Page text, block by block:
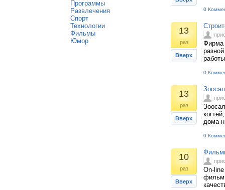
Программы
Развлечения
Спорт
Технологии
Фильмы
Юмор
0
13
раз
Вверх
Фирма
0
13
раз
Вверх
дома
0
10
раз
Вверх
On-